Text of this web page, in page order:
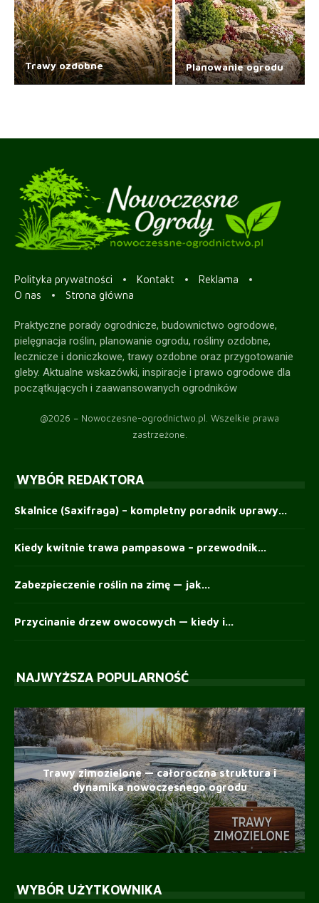
Trawy ozdobne Planowanie ogrodu
Polityka prywatności Kontakt
Reklama
O nas
Strona główna
Praktyczne porady ogrodnicze, budownictwo ogrodowe,
pielęgnacja roślin, planowanie ogrodu, rośliny ozdobne,
lecznicze i doniczkowe, trawy ozdobne oraz przygotowanie
gleby. Aktualne wskazówki, inspiracje i prawo ogrodowe dla
początkujących i zaawansowanych ogrodników
@2026 – Nowoczesne-ogrodnictwo.pl. Wszelkie prawa
zastrzeżone.
WYBÓR REDAKTORA
Skalnice (Saxifraga) – kompletny poradnik uprawy...
Kiedy kwitnie trawa pampasowa – przewodnik...
Zabezpieczenie roślin na zimę — jak...
Przycinanie drzew owocowych — kiedy i...
NAJWYŻSZA POPULARNOŚĆ
Trawy zimozielone — całoroczna struktura i
dynamika nowoczesnego ogrodu
WYBÓR UŻYTKOWNIKA